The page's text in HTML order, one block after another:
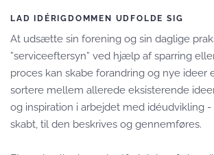
LAD IDÉRIGDOMMEN UDFOLDE SIG
At udsætte sin forening og sin daglige
”serviceeftersyn” ved hjælp af sparring
proces kan skabe forandring og nye ideer
sortere mellem allerede eksisterende
og inspiration i arbejdet med idéudvikling
skabt, til den beskrives og gennemføres.